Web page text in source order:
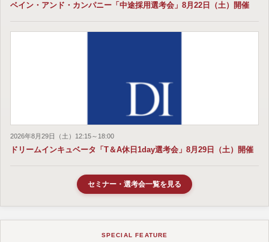
ベイン・アンド・カンパニー「中途採用選考会」8月22日（土）開催
2026年8月29日（土）12:15～18:00
ドリームインキュベータ「T＆A休日1day選考会」8月29日（土）開催
セミナー・選考会一覧を見る
SPECIAL FEATURE